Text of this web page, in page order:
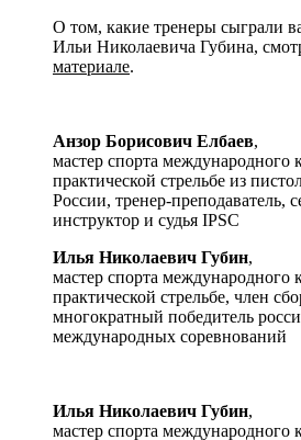
О том, какие тренеры сыграли
Ильи Николаевича Губина,
материале.
Анзор Борисович Елбаев,
мастер спорта международного
практической стрельбе из
России, тренер-преподаватель,
инструктор и судья IPSC
Илья Николаевич Губин,
мастер спорта международного
практической стрельбе, член
многократный победитель
международных соревнований
Илья Николаевич Губин,
мастер спорта международного